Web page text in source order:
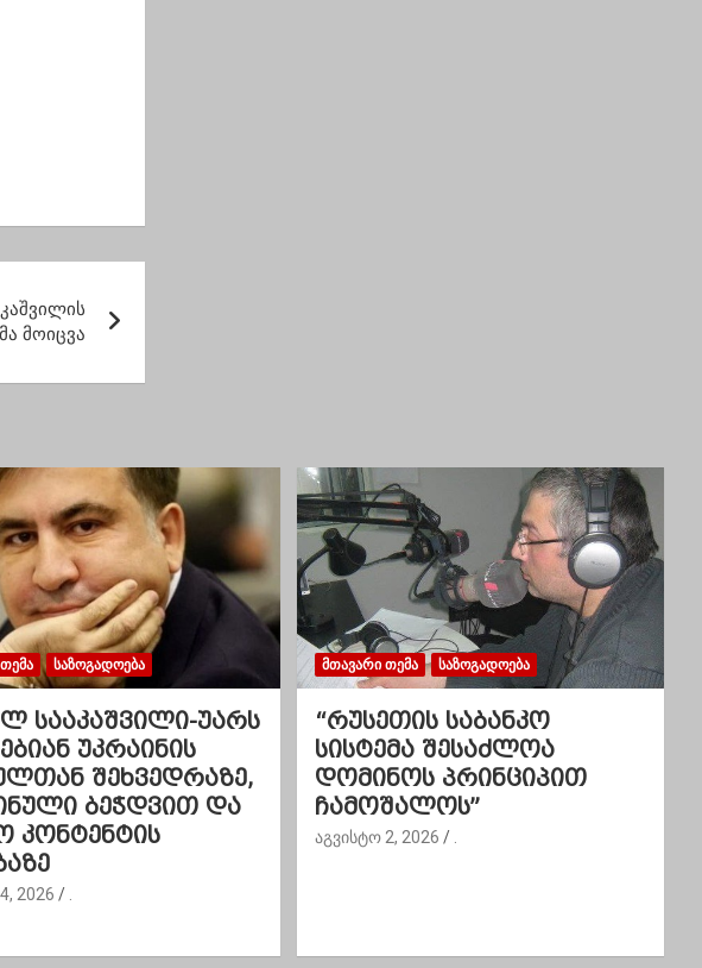
მოიცვა
ᲡᲐᲖᲝᲒᲐᲓᲝᲔᲑᲐ
სააკაშვილი-უარს
უკრაინის
შეხვედრაზე,
ბეჭდვით და
კონტენტის
2026
ᲛᲗᲐᲕᲐᲠᲘ ᲗᲔᲛᲐ ᲡᲐᲖᲝᲒᲐᲓᲝᲔᲑᲐ
“რუსეთის საბანკო
სისტემა შესაძლოა
დომინოს პრინციპით
ჩამოშალოს”
აგვისტო 2, 2026